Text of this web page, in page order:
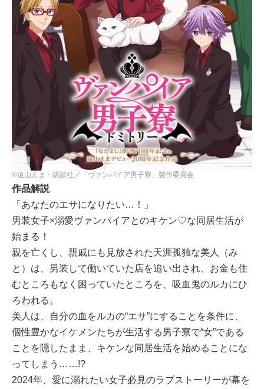
©遠山えま・講談社／「ヴァンパイア男子寮」製作委員会
作品解説
「あなたのエサになりたい…！」
男装女子×溺愛ヴァンパイアとのキケン♡な同居生活が
始まる！
親を亡くし、親戚にも見放された天涯孤独な美人（み
と）は、男装して働いていた店を追い出され、お金も住
むところもなく困っていたところを、吸血鬼のルカにひ
ろわれる。
美人は、自分の血をルカの“エサ”にすることを条件に、
個性豊かなイケメンたちが生活する男子寮で“女”である
ことを隠したまま、キケンな同居生活を始めることにな
ってしまう……!?
2024年、愛に溺れたい女子必見のラブストーリーが幕を